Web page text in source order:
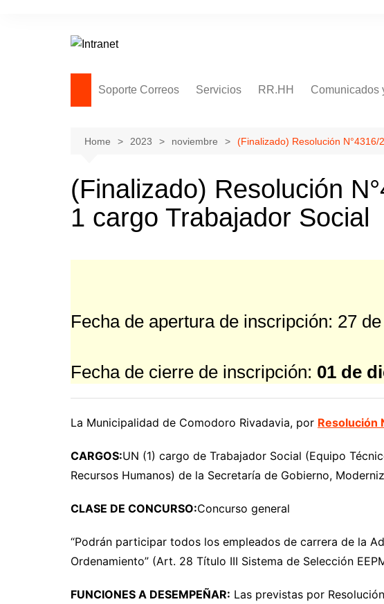
Soporte Correos
Adjuntos – Archivos en la
Thunderbird
Servicios RR.HH Comunicados
Home 2023 noviembre (Finalizado) Resolución
(Finalizado) Resolución
1 cargo Trabajador Social
Fecha de apertura de inscripción: 27
Fecha de cierre de inscripción: 01 de
La Municipalidad de Comodoro Rivadavia, por Resolución
CARGOS:UN (1) cargo de Trabajador Social (Equipo
Recursos Humanos) de la Secretaría de Gobierno,
CLASE DE CONCURSO:Concurso general
“Podrán participar todos los empleados de carrera de la
Ordenamiento” (Art. 28 Título III Sistema de Selección
FUNCIONES A DESEMPEÑAR: Las previstas por